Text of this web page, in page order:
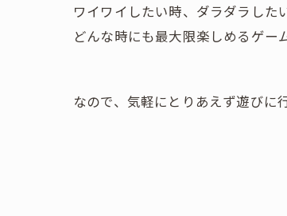
ワイワイしたい時、ダラダラした
どんな時にも最大限楽しめるゲー
なので、気軽にとりあえず遊びに